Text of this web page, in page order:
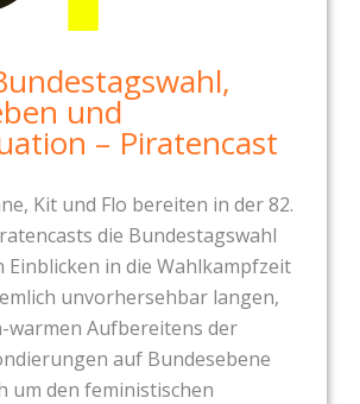
und
– Piratencast
Kit und Flo bereiten in der 82.
die Bundestagswahl
Einblicken in die Wahlkampfzeit
unvorhersehbar langen,
warmen Aufbereitens der
auf Bundesebene
um den feministischen